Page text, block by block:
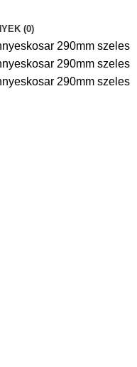
(0)
290mm szeles
290mm szeles
290mm szeles